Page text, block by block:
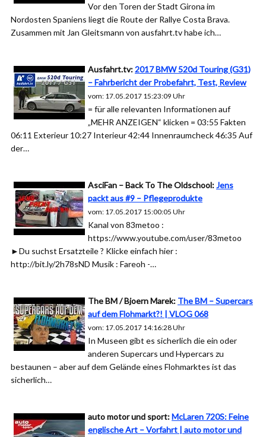
Vor den Toren der Stadt Girona im
Nordosten Spaniens liegt die Route der Rallye Costa Brava.
Zusammen mit Jan Gleitsmann von ausfahrt.tv habe ich…
Ausfahrt.tv:2017 BMW 520d Touring (G31)
– Fahrbericht der Probefahrt, Test, Review
vom: 17.05.2017 15:23:09 Uhr
= für alle relevanten Informationen auf
„MEHR ANZEIGEN“ klicken = 03:55 Fakten
06:11 Exterieur 10:27 Interieur 42:44 Innenraumcheck 46:35 Auf
der…
AsciFan – Back To The Oldschool:Jens
packt aus #9 – Pflegeprodukte
vom: 17.05.2017 15:00:05 Uhr
Kanal von 83metoo :
https://www.youtube.com/user/83metoo
►Du suchst Ersatzteile ? Klicke einfach hier :
http://bit.ly/2h78sND Musik : Fareoh -…
The BM / Bjoern Marek: The BM – Supercars
auf dem Flohmarkt?! | VLOG 068
vom: 17.05.2017 14:16:28 Uhr
In Museen gibt es sicherlich die ein oder
anderen Supercars und Hypercars zu
bestaunen – aber auf dem Gelände eines Flohmarktes ist das
sicherlich…
auto motor und sport:McLaren 720S: Feine
englische Art – Vorfahrt | auto motor und